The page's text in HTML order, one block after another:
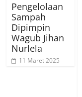
Pengelolaan
Sampah
Dipimpin
Wagub Jihan
Nurlela
11 Maret 2025